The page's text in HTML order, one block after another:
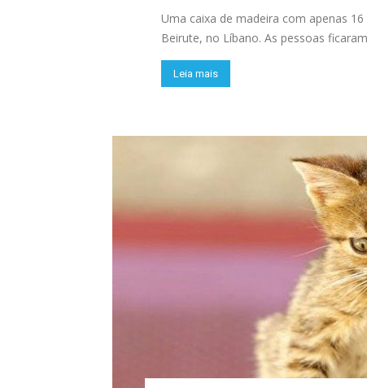
Uma caixa de madeira com apenas
Beirute, no Líbano. As pessoas
Leia mais